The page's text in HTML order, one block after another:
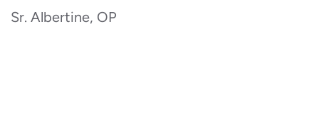
Sr. Albertine, OP